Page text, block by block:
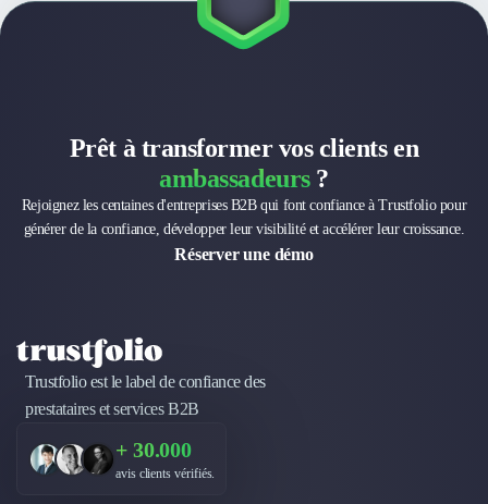
Prêt à transformer vos clients en
ambassadeurs?
Rejoignez les centaines d'entreprises B2B qui font confiance à Trustfolio pour
générer de la confiance, développer leur visibilité et accélérer leur croissance.
Réserver une démo
Trustfolio est le label de confiance des
prestataires et services B2B
+ 30.000
avis clients vérifiés.